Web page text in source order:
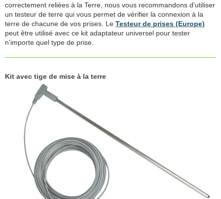
correctement reliées à la Terre, nous vous recommandons d'utiliser
un testeur de terre qui vous permet de vérifier la connexion à la
terre de chacune de vos prises. Le Testeur de prises (Europe)
peut être utilisé avec ce kit adaptateur universel pour tester
n'importe quel type de prise.
Kit avec tige de mise à la terre